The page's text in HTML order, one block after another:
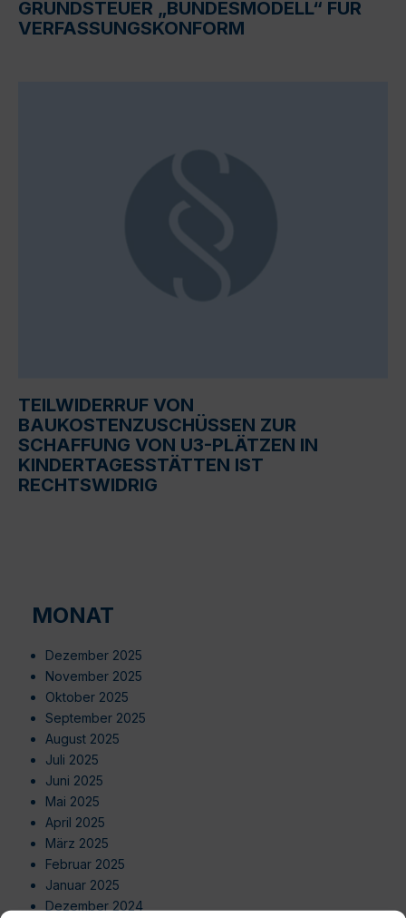
GRUNDSTEUER „BUNDESMODELL“ FÜR
VERFASSUNGSKONFORM
TEILWIDERRUF VON
BAUKOSTENZUSCHÜSSEN ZUR
SCHAFFUNG VON U3-PLÄTZEN IN
KINDERTAGESSTÄTTEN IST
RECHTSWIDRIG
MONAT
Dezember 2025
November 2025
Oktober 2025
September 2025
August 2025
Juli 2025
Juni 2025
Mai 2025
April 2025
März 2025
Februar 2025
Januar 2025
Dezember 2024